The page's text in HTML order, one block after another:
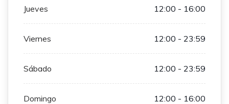
Jueves 12:00 - 16:00
Viernes 12:00 - 23:59
Sábado 12:00 - 23:59
Domingo 12:00 - 16:00